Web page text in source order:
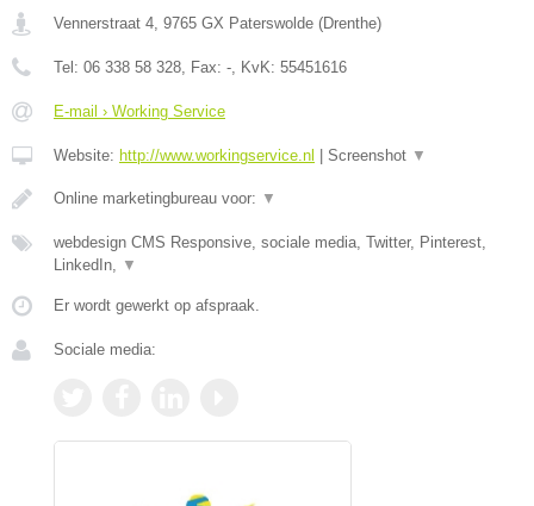
Vennerstraat 4 9765 GX Paterswolde (Drenthe)
Tel: 06 338 58 328 , Fax: - , KvK: 55451616
E-mail › Working Service
Website: http://www.workingservice.nl Screenshot ▼
Online marketingbureau voor: ▼
webdesign CMS Responsive, sociale media, Twitter, Pinterest,
LinkedIn,
▼
Er wordt gewerkt op afspraak.
Sociale media: